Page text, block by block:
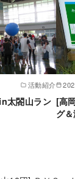
活動紹介
太閤山ラン [高
グ